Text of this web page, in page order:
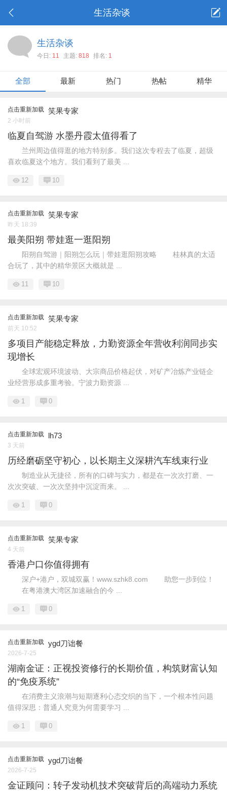
生活杂谈
生活杂谈
今日: 11 主题: 818 排名: 1
全部 最新 热门 热帖 精华
点击重新加载 笑果专家
2 小时前
临夏自驾游 水墨丹霞太值得看了
兰州周边值得逛的地方特别多。我们这次专程去了临夏，超级
喜欢临夏这个地方。我们看到了最美 ...
12 10
点击重新加载 笑果专家
昨天 18:39
最美阳朔 带娃逛一逛阳朔
阳朔自驾游｜阳朔怎么玩｜带娃逛阳朔攻略 桂林真的太适
合玩了，其中的精华景区大概就是 ...
11 10
点击重新加载 笑果专家
前天 10:52
多项目产能稳定释放，力勤资源全年营收利润同步实
现增长
全球宏观环境波动、大宗商品价格起伏，对矿产冶炼产业链企
业经营形成多重考验。宁波力勤资源 ...
1 0
点击重新加载 lh73
3 天前
历经磨砺坚守初心，以长期主义深耕汽车线束行业
制造业从无捷径，所有的口碑与实力，都是在一次次打磨、一
次次突破、一次次坚持中沉淀而来。 ...
1 0
点击重新加载 笑果专家
4 天前
香港户口你值得拥有
深户+港户，双城双赢！www.szhk8.com 助您一步到位！
在粤港澳大湾区加速融合的今 ...
1 0
点击重新加载 ygd刀诎餐
2026-7-25
湖南金证：正视投资修行的长期价值，构筑财富认知
的“免疫系统”
在消费主义浪潮与短期逐利心态交织的当下，一个根本性问题
值得深思：普通人究竟为何需要学习 ...
1 0
点击重新加载 ygd刀诎餐
2026-7-25
金证顾问：转子发动机技术突破背后的高端动力系统